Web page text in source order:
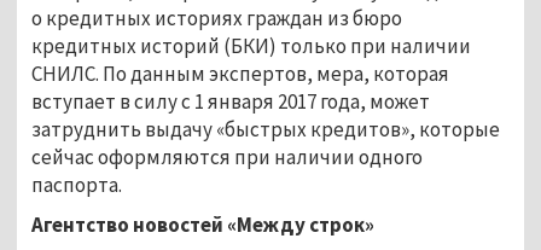
о кредитных историях граждан из бюро
кредитных историй (БКИ) только при наличии
СНИЛС. По данным экспертов, мера, которая
вступает в силу с 1 января 2017 года, может
затруднить выдачу «быстрых кредитов», которые
сейчас оформляются при наличии одного
паспорта.
Агентство новостей «Между строк»